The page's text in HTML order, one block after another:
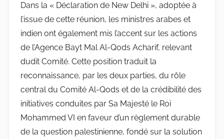
Dans la « Déclaration de New Delhi », adoptée à
l’issue de cette réunion, les ministres arabes et
indien ont également mis l’accent sur les actions
de l’Agence Bayt Mal Al-Qods Acharif, relevant
dudit Comité. Cette position traduit la
reconnaissance, par les deux parties, du rôle
central du Comité Al-Qods et de la crédibilité des
initiatives conduites par Sa Majesté le Roi
Mohammed VI en faveur d’un règlement durable
de la question palestinienne, fondé sur la solution